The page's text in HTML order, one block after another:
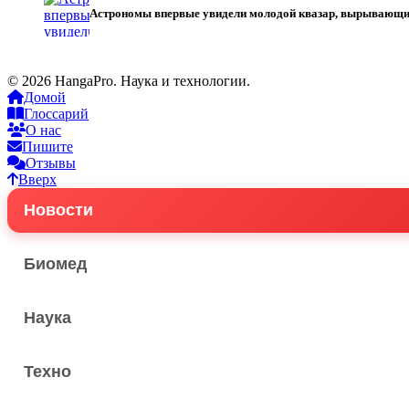
Астрономы впервые увидели молодой квазар,
© 2026 HangaPro. Наука и технологии.
Домой
Глоссарий
О нас
Пишите
Отзывы
Вверх
Новости
Биомед
Наука
Техно